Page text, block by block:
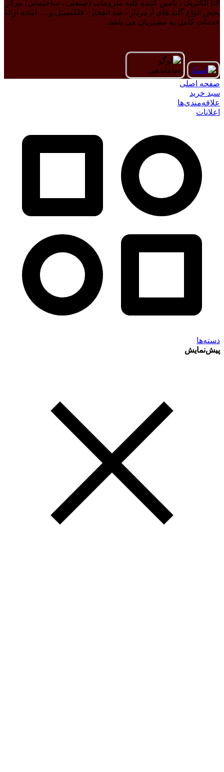
آلتا الکتریک ، تامین کننده کلیه ملزومات (صنعتی ، ساختمانی) مرکز
پخش انواع گلند های آرمردار ، ضد انفجار ، فلکسیبل و … آماده ارائه
خدمات کامل به مشتریان می باشد.
صفحه اصلی
سبد خرید
علاقه‌مندی‌ها
اعلانات
دسته‌ها
پیش‌نمایش